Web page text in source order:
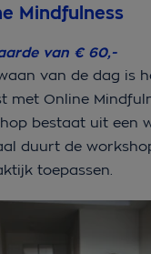
Mindfulness
van € 60,-
van de dag is
met Online
bestaat uit een
duurt de
toepassen.